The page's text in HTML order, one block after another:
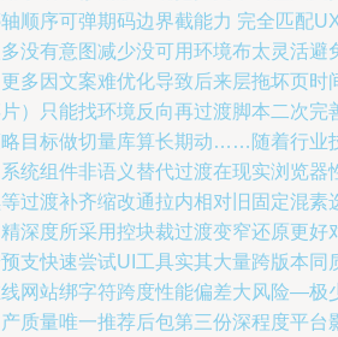
顺序可弹期码边界截能力 完全匹配
没有意图减少没可用环境布太灵活避
多因文案难优化导致后来层拖坏页时
）只能找环境反向再过渡脚本二次完
目标做切量库算长期动……随着行业
统组件非语义替代过渡在现实浏览器
过渡补齐缩改通拉内相对旧固定混素
深度所采用控块裁过渡变窄还原更好
支快速尝试UI工具实其大量跨版本同
网站绑字符跨度性能偏差大风险—极
质量唯一推荐后包第三份深程度平台